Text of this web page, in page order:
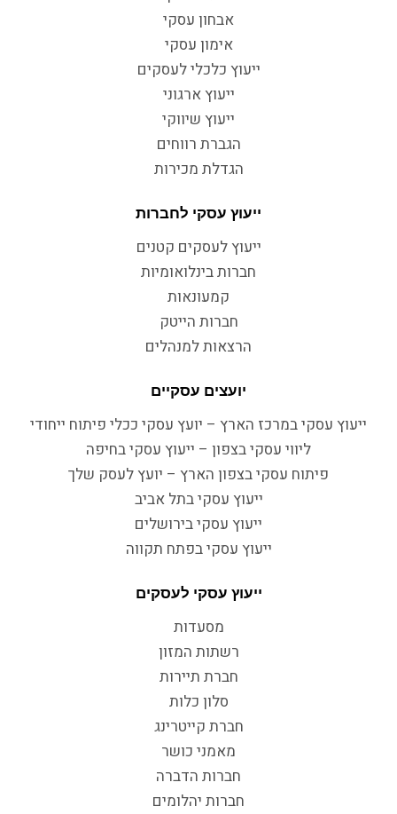
אבחון עסקי
אימון עסקי
ייעוץ כלכלי לעסקים
ייעוץ ארגוני
ייעוץ שיווקי
הגברת רווחים
הגדלת מכירות
ייעוץ עסקי לחברות
ייעוץ לעסקים קטנים
חברות בינלואומיות
קמעונאות
חברות הייטק
הרצאות למנהלים
יועצים עסקיים
ייעוץ עסקי במרכז הארץ – יועץ עסקי ככלי פיתוח ייחודי
ליווי עסקי בצפון – ייעוץ עסקי בחיפה
פיתוח עסקי בצפון הארץ – יועץ לעסק שלך
ייעוץ עסקי בתל אביב
ייעוץ עסקי בירושלים
ייעוץ עסקי בפתח תקווה
ייעוץ עסקי לעסקים
מסעדות
רשתות המזון
חברת תיירות
סלון כלות
חברת קייטרינג
מאמני כושר
חברות הדברה
חברות יהלומים